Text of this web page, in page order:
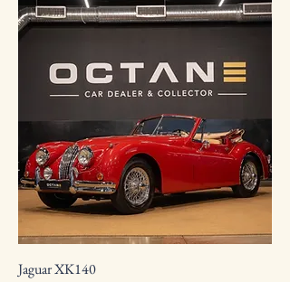
Jaguar XK140